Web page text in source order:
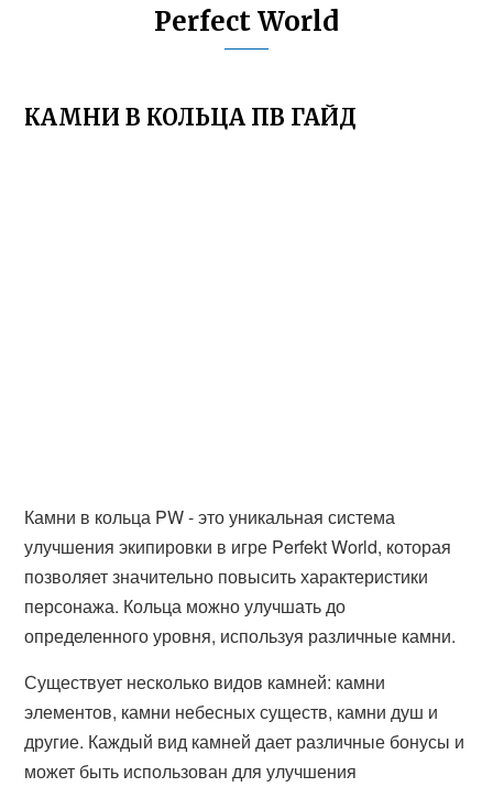
Perfect World
КАМНИ В КОЛЬЦА ПВ ГАЙД
Камни в кольца PW - это уникальная система
улучшения экипировки в игре Perfekt World, которая
позволяет значительно повысить характеристики
персонажа. Кольца можно улучшать до
определенного уровня, используя различные камни.
Существует несколько видов камней: камни
элементов, камни небесных существ, камни душ и
другие. Каждый вид камней дает различные бонусы и
может быть использован для улучшения